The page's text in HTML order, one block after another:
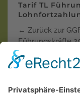
Tarif TL
← Zurück zur
Führungskräfte
verlänger…